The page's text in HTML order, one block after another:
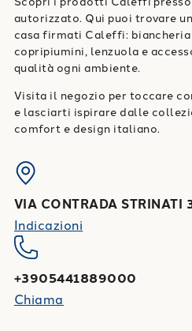
autorizzato. Qui puoi trovare
casa firmati Caleffi:
copripiumini, lenzuola e
qualità ogni ambiente.
Visita il negozio per toccare
e lasciarti ispirare dalle
comfort e design italiano.
VIA CONTRADA STRINATI
Indicazioni
+3905441889000
Chiama